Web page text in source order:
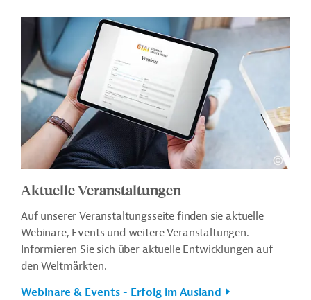
Aktuelle Veranstaltungen
Auf unserer Veranstaltungsseite finden sie aktuelle
Webinare, Events und weitere Veranstaltungen.
Informieren Sie sich über aktuelle Entwicklungen auf
den Weltmärkten.
Webinare & Events - Erfolg im Ausland